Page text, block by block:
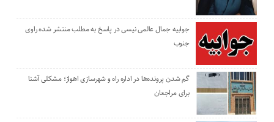
جوابیه جمال عالمی نیسی در پاسخ به مطلب منتشر شده راوی
جنوب
گم شدن پرونده‌ها در اداره راه و شهرسازی اهواز؛ مشکلی آشنا
برای مراجعان